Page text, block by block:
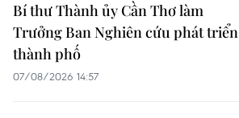
Bí thư Thành ủy Cần Thơ làm
Trưởng Ban Nghiên cứu phát triển
thành phố
07/08/2026 14:57